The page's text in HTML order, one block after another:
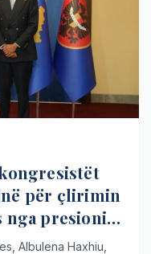
për çlirimin
nga presioni
Albulena Haxhiu,